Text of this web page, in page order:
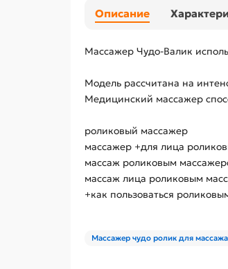
Описание
Массажер Чудо-Валик
Модель рассчитана на
Медицинский массажер
роликовый массажер
массажер +для лица
массаж роликовым
массаж лица роликовым
+как пользоваться
Массажер чудо ролик для